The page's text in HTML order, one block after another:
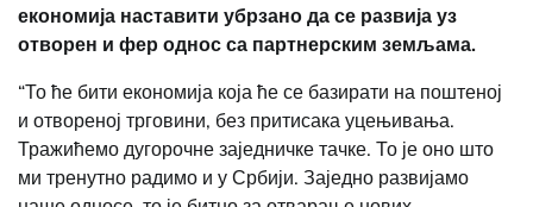
економија наставити убрзано да се развија уз
отворен и фер однос са партнерским земљама.
“То ће бити економија која ће се базирати на поштеној
и отвореној трговини, без притисака уцењивања.
Тражићемо дугорочне заједничке тачке. То је оно што
ми тренутно радимо и у Србији. Заједно развијамо